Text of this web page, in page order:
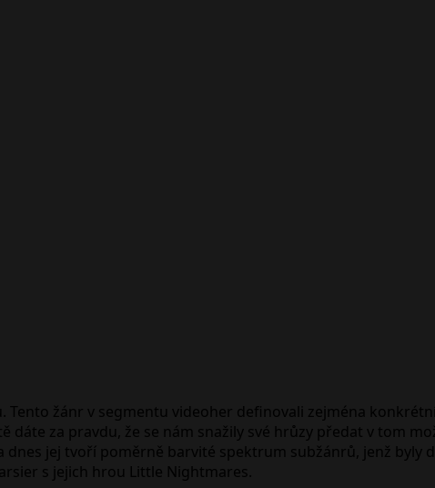
žánr v segmentu videoher definovali zejména
za pravdu, že se nám snažily své hrůzy předat v tom
jej tvoří poměrně barvité spektrum subžánrů, jenž byly
s jejich hrou Little Nightmares.